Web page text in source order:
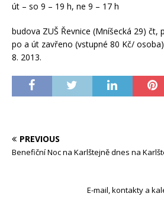
út – so 9 – 19 h, ne 9 – 17 h
budova ZUŠ Řevnice (Mníšecká 29) čt,
po a út zavřeno (vstupné 80 Kč/
8. 2013.
PREVIOUS
Benefiční Noc na Karlštejně dnes na
E-mail, kontakty a